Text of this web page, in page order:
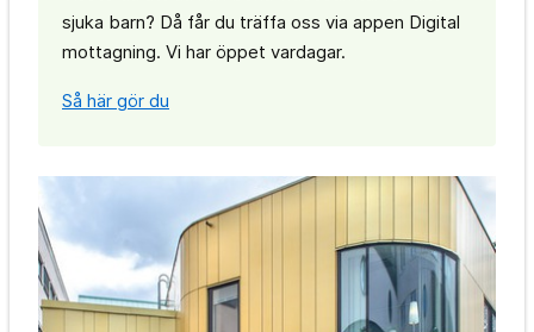
sjuka barn? Då får du träffa oss via appen Digital
mottagning. Vi har öppet vardagar.
Så här gör du